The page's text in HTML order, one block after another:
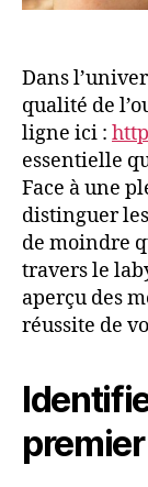
Dans
qualité de
ligne ici :
essentielle
Face à une
distinguer
de moindre
travers le
aperçu des
réussite de